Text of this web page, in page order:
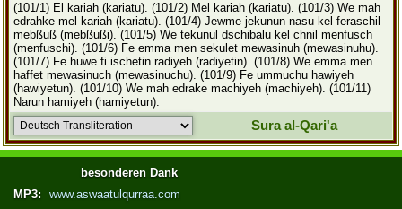
(101/1) El kariah (kariatu). (101/2) Mel kariah (kariatu). (101/3) We mah
edrahke mel kariah (kariatu). (101/4) Jewme jekunun nasu kel feraschil
mebßuß (mebßußi). (101/5) We tekunul dschibalu kel chnil menfusch
(menfuschi). (101/6) Fe emma men sekulet mewasinuh (mewasinuhu).
(101/7) Fe huwe fi ischetin radiyeh (radiyetin). (101/8) We emma men
haffet mewasinuch (mewasinuchu). (101/9) Fe ummuchu hawiyeh
(hawiyetun). (101/10) We mah edrake machiyeh (machiyeh). (101/11)
Narun hamiyeh (hamiyetun).
Sura al-Qari'a
besonderen Dank
MP3:
www.aswaatulqurraa.com